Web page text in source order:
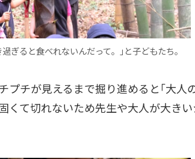
ぎると食べれないんだって。｣と子どもたち。
プチが見えるまで掘り進めると｢大人
くて切れないため先生や大人が大き